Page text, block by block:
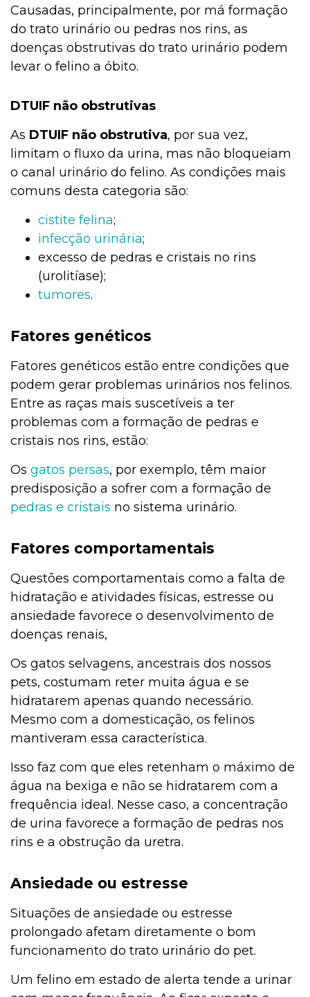
Causadas, principalmente, por má formação
do trato urinário ou pedras nos rins, as
doenças obstrutivas do trato urinário podem
levar o felino a óbito.
DTUIF não obstrutivas
As DTUIF não obstrutiva, por sua vez,
limitam o fluxo da urina, mas não bloqueiam
o canal urinário do felino. As condições mais
comuns desta categoria são:
cistite felina;
infecção urinária;
excesso de pedras e cristais no rins
(urolitíase);
tumores.
Fatores genéticos
Fatores genéticos estão entre condições que
podem gerar problemas urinários nos felinos.
Entre as raças mais suscetíveis a ter
problemas com a formação de pedras e
cristais nos rins, estão:
Os gatos persas, por exemplo, têm maior
predisposição a sofrer com a formação de
pedras e cristais no sistema urinário.
Fatores comportamentais
Questões comportamentais como a falta de
hidratação e atividades físicas, estresse ou
ansiedade favorece o desenvolvimento de
doenças renais,
Os gatos selvagens, ancestrais dos nossos
pets, costumam reter muita água e se
hidratarem apenas quando necessário.
Mesmo com a domesticação, os felinos
mantiveram essa característica.
Isso faz com que eles retenham o máximo de
água na bexiga e não se hidratarem com a
frequência ideal. Nesse caso, a concentração
de urina favorece a formação de pedras nos
rins e a obstrução da uretra.
Ansiedade ou estresse
Situações de ansiedade ou estresse
prolongado afetam diretamente o bom
funcionamento do trato urinário do pet.
Um felino em estado de alerta tende a urinar